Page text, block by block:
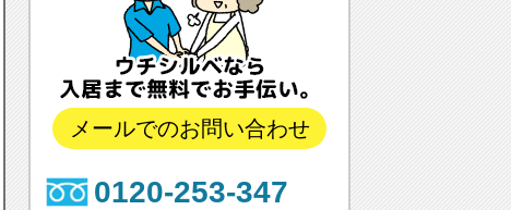
メールでのお問い合わせ
0120-253-347